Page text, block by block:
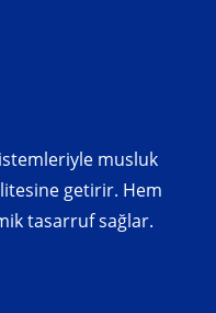
musluk
getirir. Hem
tasarruf sağlar.